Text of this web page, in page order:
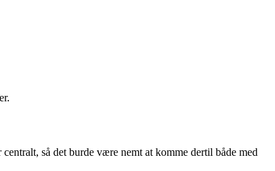
så det burde være nemt at komme dertil både med